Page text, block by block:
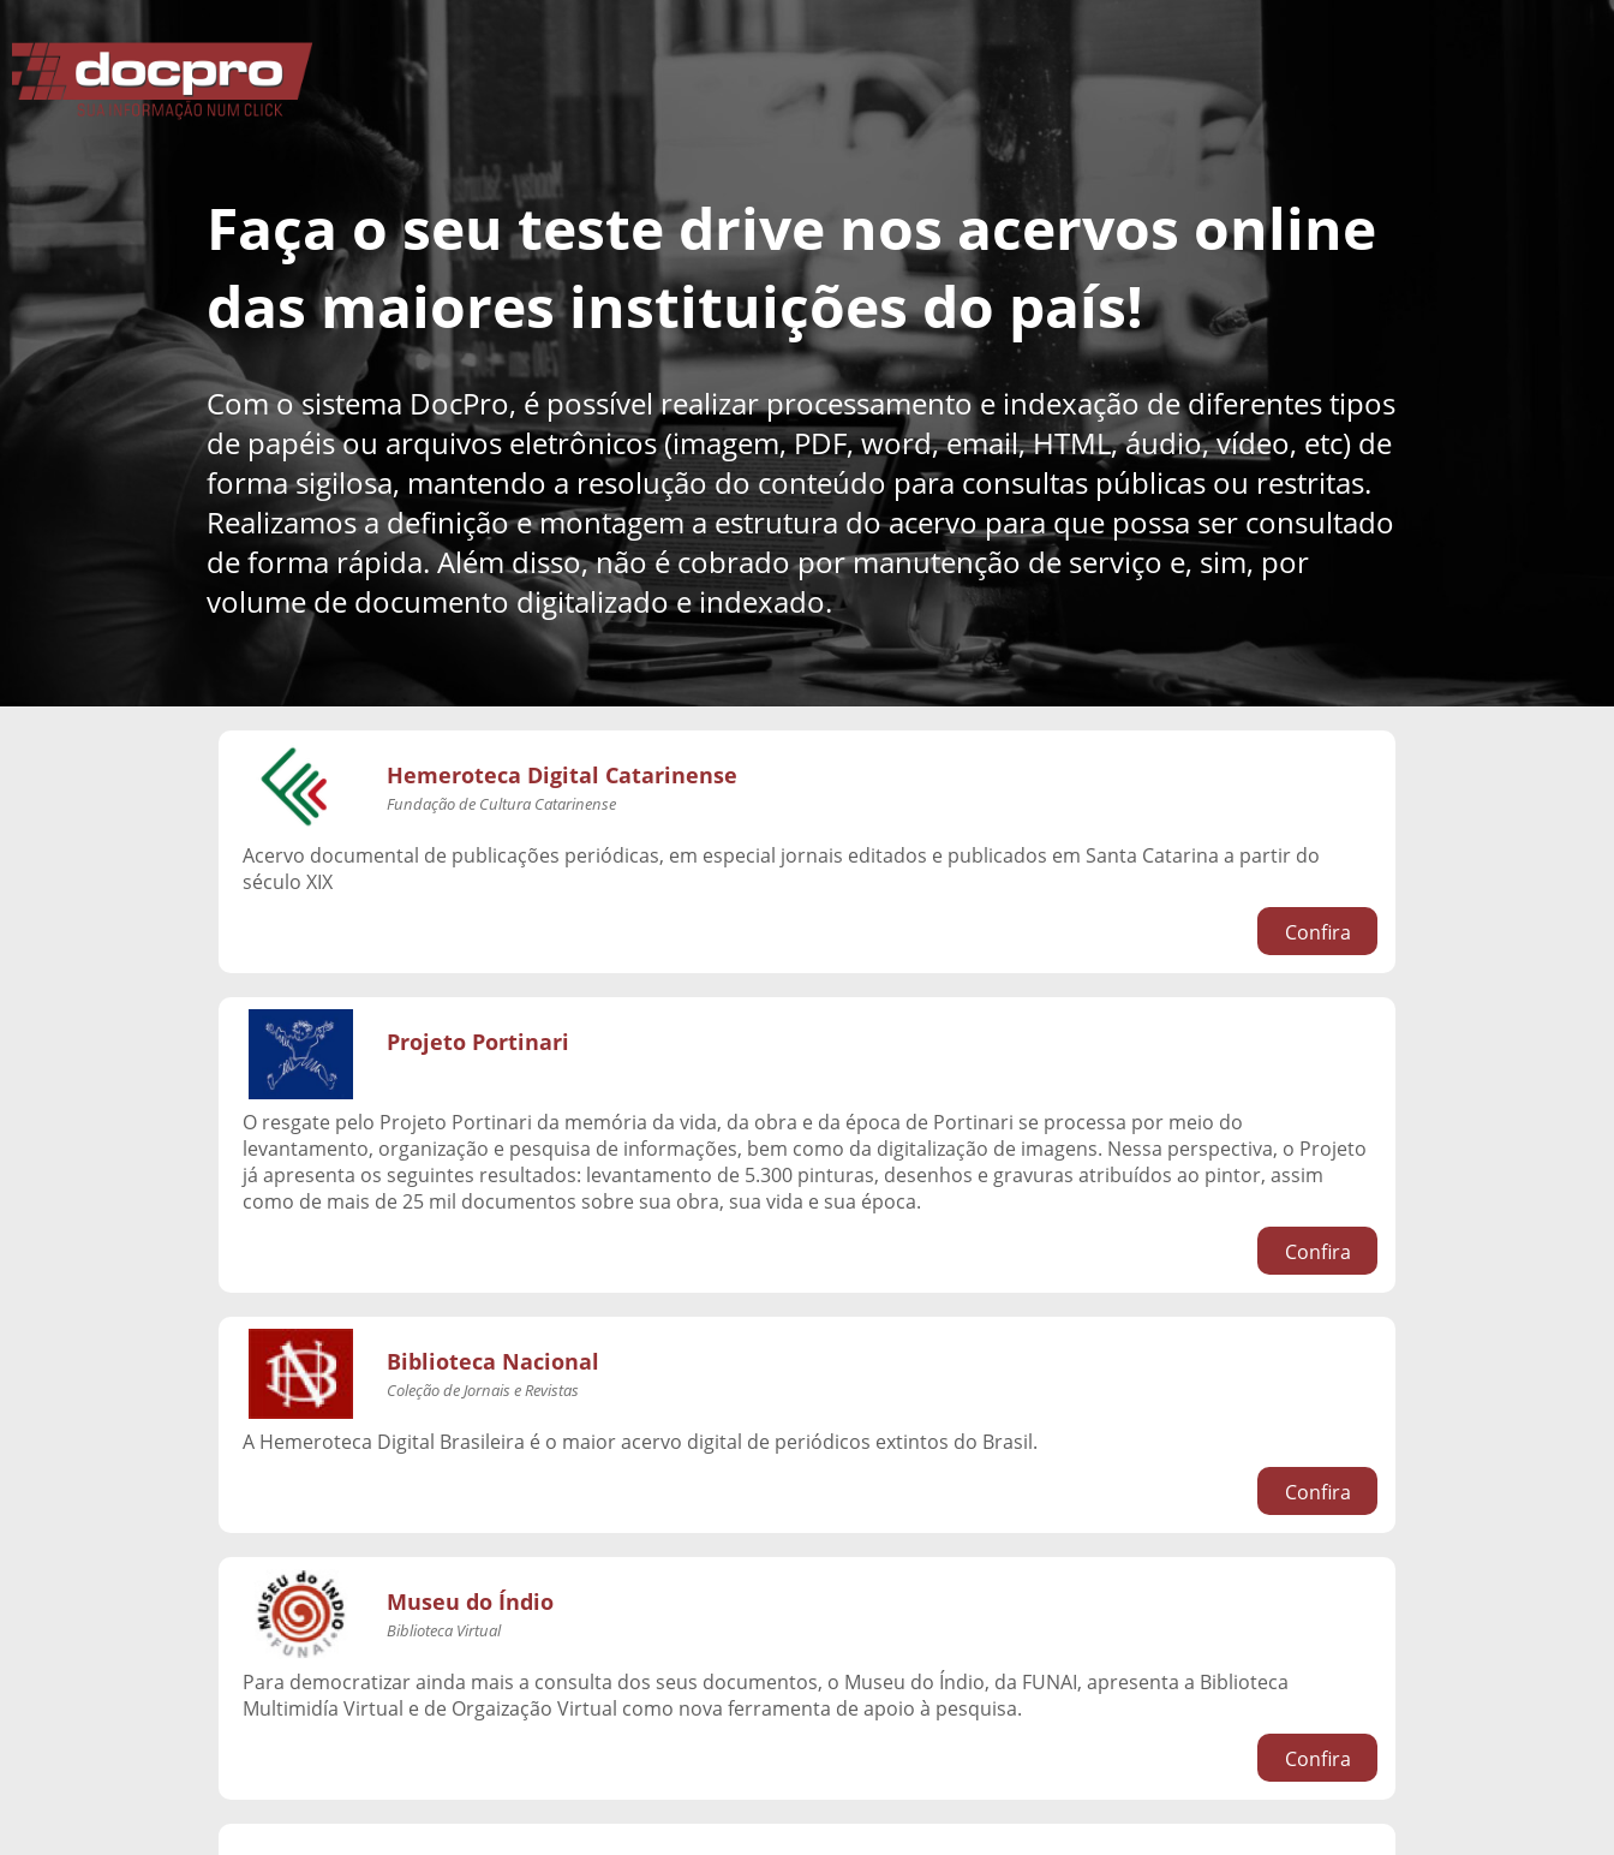
Faça o seu teste drive nos acervos online
das maiores instituições do país!
Com o sistema DocPro, é possível realizar processamento e indexação de diferentes tipos
de papéis ou arquivos eletrônicos (imagem, PDF, word, email, HTML, áudio, vídeo, etc) de
forma sigilosa, mantendo a resolução do conteúdo para consultas públicas ou restritas.
Realizamos a definição e montagem a estrutura do acervo para que possa ser consultado
de forma rápida. Além disso, não é cobrado por manutenção de serviço e, sim, por
volume de documento digitalizado e indexado.
Hemeroteca Digital Catarinense
Fundação de Cultura Catarinense
Acervo documental de publicações periódicas, em especial jornais editados e publicados em Santa Catarina a partir do
século XIX
Confira
Projeto Portinari
O resgate pelo Projeto Portinari da memória da vida, da obra e da época de Portinari se processa por meio do
levantamento, organização e pesquisa de informações, bem como da digitalização de imagens. Nessa perspectiva, o Projeto
já apresenta os seguintes resultados: levantamento de 5.300 pinturas, desenhos e gravuras atribuídos ao pintor, assim
como de mais de 25 mil documentos sobre sua obra, sua vida e sua época.
Confira
Biblioteca Nacional
Coleção de Jornais e Revistas
A Hemeroteca Digital Brasileira é o maior acervo digital de periódicos extintos do Brasil.
Confira
Museu do Índio
Biblioteca Virtual
Para democratizar ainda mais a consulta dos seus documentos, o Museu do Índio, da FUNAI, apresenta a Biblioteca
Multimidía Virtual e de Orgaização Virtual como nova ferramenta de apoio à pesquisa.
Confira